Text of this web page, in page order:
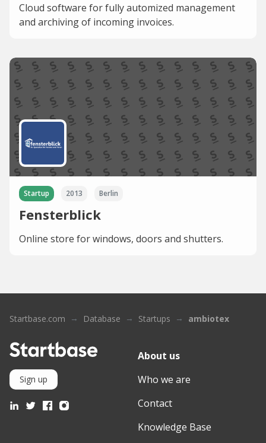
Cloud software for fully automized management
and archiving of incoming invoices.
Startup 2013 Berlin
Fensterblick
Online store for windows, doors and shutters.
Startbase.com Database Startups ambiotex
Sign up
About us
Who we are
Contact
Knowledge Base